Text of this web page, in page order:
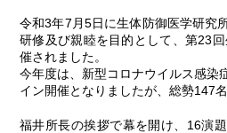
令和3年7月5日に生体防御医学研究
研修及び親睦を目的として、第23
催されました。
今年度は、新型コロナウイルス感染
イン開催となりましたが、総勢147
福井所長の挨拶で幕を開け、16演